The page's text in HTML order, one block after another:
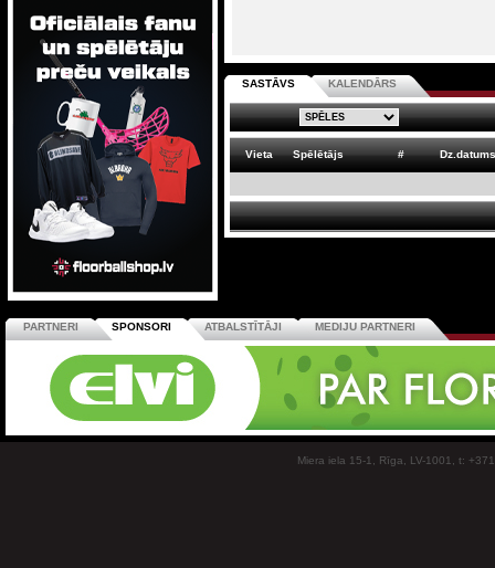
SASTĀVS KALENDĀRS
Vieta Spēlētājs # Dz.datums
PARTNERI SPONSORI ATBALSTĪTĀJI MEDIJU PARTNERI
Miera iela 15-1, Rīga, LV-1001, t: